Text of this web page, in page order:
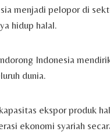
menjadi pelopor di
hidup halal.
Indonesia
dunia.
ekspor produk
ekonomi syariah